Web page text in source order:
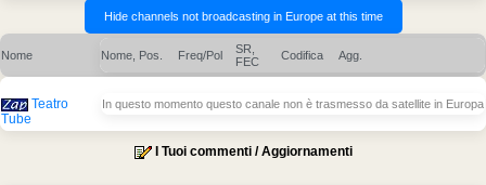
Nome Nome, Pos. Freq/Pol
SR,
FEC
Codifica Agg.
Teatro
Tube
In questo momento questo canale non è trasmesso da satellite in Europa
I Tuoi commenti / Aggiornamenti